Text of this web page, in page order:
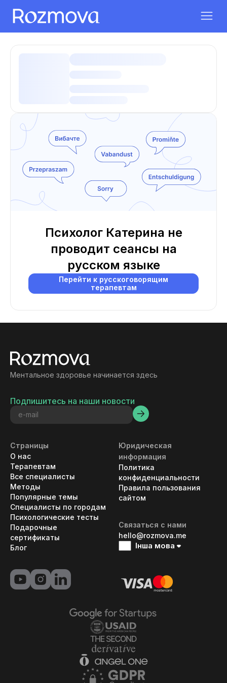
Психолог Катерина не
проводит сеансы на
русском языке
Перейти к русскоговорящим
терапевтам
Ментальное здоровье начинается здесь
Подпишитесь на наши новости
Страницы
О нас
Терапевтам
Все специалисты
Методы
Популярные темы
Специалисты по городам
Психологические тесты
Подарочные
сертификаты
Блог
Юридическая
информация
Политика
конфиденциальности
Правила пользования
сайтом
Связаться с нами
hello@rozmova.me
Інша мова